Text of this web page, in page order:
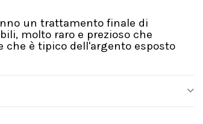
un trattamento finale di
molto raro e prezioso che
è tipico dell'argento esposto